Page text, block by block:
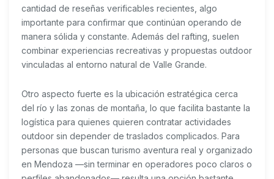
cantidad de reseñas verificables recientes, algo
importante para confirmar que continúan operando de
manera sólida y constante. Además del rafting, suelen
combinar experiencias recreativas y propuestas outdoor
vinculadas al entorno natural de Valle Grande.
Otro aspecto fuerte es la ubicación estratégica cerca
del río y las zonas de montaña, lo que facilita bastante la
logística para quienes quieren contratar actividades
outdoor sin depender de traslados complicados. Para
personas que buscan turismo aventura real y organizado
en Mendoza —sin terminar en operadores poco claros o